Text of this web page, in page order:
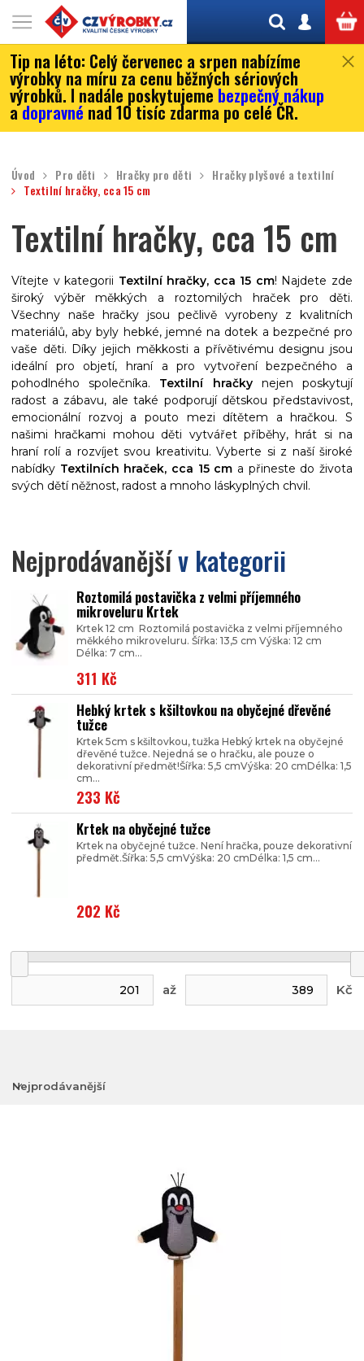
Tip na léto: Celý červenec a srpen nabízíme
výrobky na míru za cenu běžných sériových
výrobků. I nadále poskytujeme bezpečný nákup
adopravné nad 10 tisíc zdarma po celé ČR.
Úvod Pro děti Hračky pro děti
Hračky plyšové a textilní
Textilní hračky, cca 15 cm
Textilní hračky, cca 15 cm
Vítejte v kategorii Textilní hračky, cca 15 cm! Najdete zde
široký výběr měkkých a roztomilých hraček pro děti.
Všechny naše hračky jsou pečlivě vyrobeny z kvalitních
materiálů, aby byly hebké, jemné na dotek a bezpečné pro
vaše děti. Díky jejich měkkosti a přívětivému designu jsou
ideální pro objetí, hraní a pro vytvoření bezpečného a
pohodlného společníka. Textilní hračkynejen poskytují
radost a zábavu, ale také podporují dětskou představivost,
emocionální rozvoj a pouto mezi dítětem a hračkou. S
našimi hračkami mohou děti vytvářet příběhy, hrát si na
hraní rolí a rozvíjet svou kreativitu. Vyberte si z naší široké
nabídky Textilních hraček, cca 15 cm a přineste do života
svých dětí něžnost, radost a mnoho láskyplných chvil.
Nejprodávanějšív kategorii
Roztomilá postavička z velmi příjemného
mikroveluru Krtek
Krtek 12 cm Roztomilá postavička z velmi příjemného
měkkého mikroveluru. Šířka: 13,5 cm Výška: 12 cm
Délka: 7 cm...
311 Kč
Hebký krtek s kšiltovkou na obyčejné dřevěné
tužce
Krtek 5cm s kšiltovkou, tužka Hebký krtek na obyčejné
dřevěné tužce. Nejedná se o hračku, ale pouze o
dekorativní předmět!Šířka: 5,5 cmVýška: 20 cmDélka: 1,5
cm...
233 Kč
Krtek na obyčejné tužce
Krtek na obyčejné tužce. Není hračka, pouze dekorativní
předmět.Šířka: 5,5 cmVýška: 20 cmDélka: 1,5 cm...
202 Kč
až Kč
Nejprodávanější